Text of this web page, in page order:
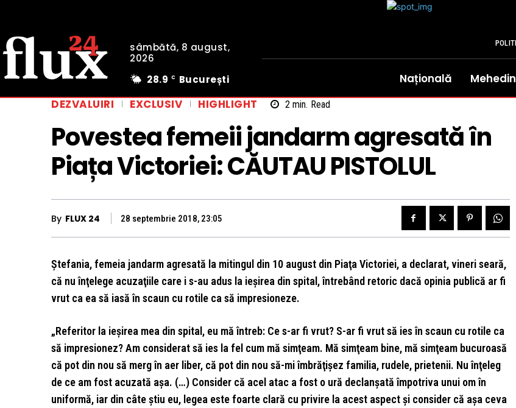
sâmbătă, 8 august,
2026
28.9 C București Națională
DEZVALUIRI EXCLUSIV HIGHLIGHT 2min. Read
Povestea femeii jandarm agresată în
Piața Victoriei: CĂUTAU PISTOLUL
By FLUX 24 28 septembrie 2018, 23:05
Ştefania, femeia jandarm agresată la mitingul din 10 august din Piaţa Victoriei, a declarat, vineri seară,
că nu înţelege acuzaţiile care i s-au adus la ieşirea din spital, întrebând retoric dacă opinia publică ar fi
vrut ca ea să iasă în scaun cu rotile ca să impresioneze.
„Referitor la ieşirea mea din spital, eu mă întreb: Ce s-ar fi vrut? S-ar fi vrut să ies în scaun cu rotile ca
să impresionez? Am considerat să ies la fel cum mă simţeam. Mă simţeam bine, mă simţeam bucuroasă
că pot din nou să merg în aer liber, că pot din nou să-mi îmbrăţişez familia, rudele, prietenii. Nu înţeleg
de ce am fost acuzată aşa. (…) Consider că acel atac a fost o ură declanşată împotriva unui om în
uniformă, iar din câte ştiu eu, legea este foarte clară cu privire la acest aspect şi consider că aşa ceva